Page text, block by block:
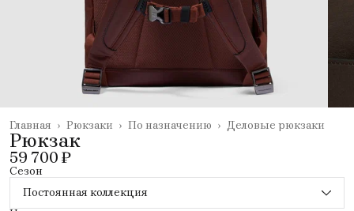
Деловые рюкзаки
По назначению ›
Рюкзаки ›
Главная ›
Рюкзак
59 700 ₽
Сезон
Постоянная коллекция